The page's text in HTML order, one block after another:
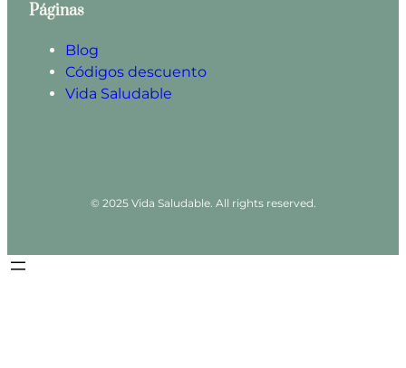
Páginas
Blog
Códigos descuento
Vida Saludable
© 2025 Vida Saludable. All rights reserved.